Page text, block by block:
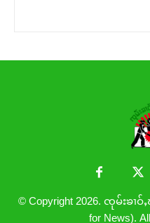
© Copyright 2026. ၸုမ်းၶၢဝ်
for News).